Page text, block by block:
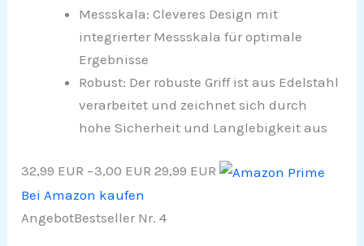
Messskala: Cleveres Design mit
integrierter Messskala für optimale
Ergebnisse
Robust: Der robuste Griff ist aus Edelstahl
verarbeitet und zeichnet sich durch
hohe Sicherheit und Langlebigkeit aus
32,99 EUR −3,00 EUR 29,99 EUR
Bei Amazon kaufen
AngebotBestseller Nr. 4